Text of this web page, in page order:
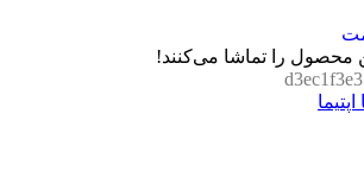
محصول را تماشا می‌کنند!